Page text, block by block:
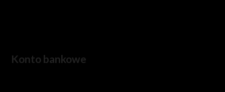
Konto bankowe